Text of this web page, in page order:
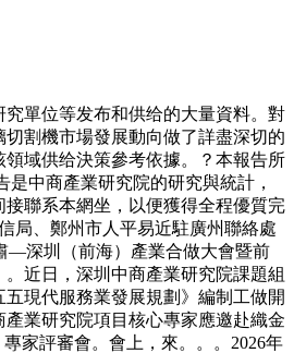
單位等发布和供给的大量資料。對
割機市場發展動向做了詳盡深切的
域供给決策參考依據。？本報告所
中商產業研究院的研究與統計，
聯系本網坐，以便獲得全程優質完
局、鄭州市人平易近駐廣州聯絡處
—深圳（前海）產業合做大會暨前
近日，深圳中商產業研究院課題組
現代服務業發展規劃》編制工做開
業研究院項目核心專家應邀赴織金
家評審會。會上，來。。。2026年